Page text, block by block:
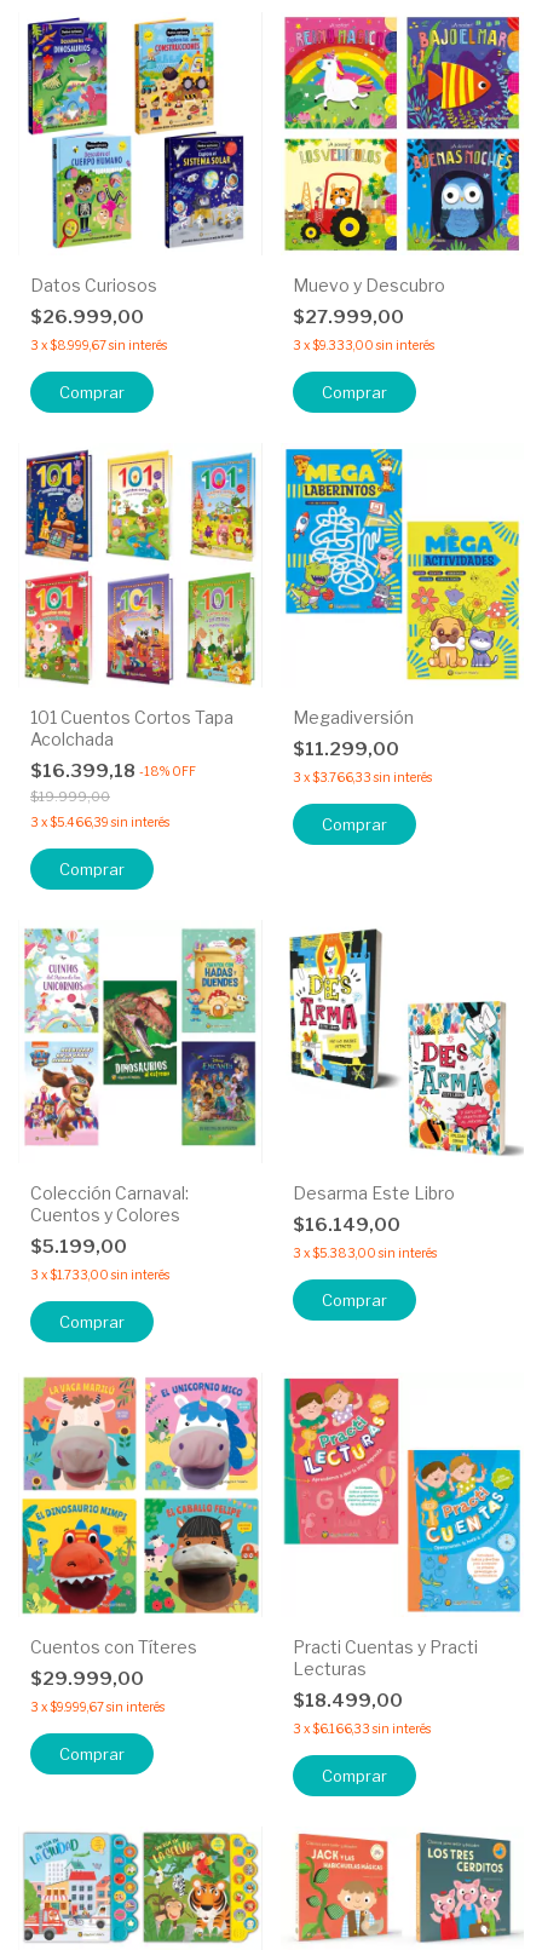
Datos Curiosos
$26.999,00
3 x$8.999,67sin interés
Comprar
Muevo y Descubro
$27.999,00
3 x$9.333,00 sin interés
Comprar
101 Cuentos Cortos Tapa
Acolchada
$16.399,18 -18% OFF
$19.999,00
3 x$5.466,39 sin interés
Comprar
Megadiversión
$11.299,00
3 x$3.766,33 sin interés
Comprar
Colección Carnaval:
Cuentos y Colores
$5.199,00
3 x$1.733,00 sin interés
Comprar
Desarma Este Libro
$16.149,00
3 x$5.383,00 sin interés
Comprar
Cuentos con Títeres
$29.999,00
3 x$9.999,67sin interés
Comprar
Practi Cuentas y Practi
Lecturas
$18.499,00
3 x$6.166,33 sin interés
Comprar